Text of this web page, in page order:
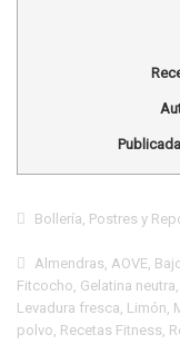
Bollería Postres y
Almendras AOVE
Fitcocho Gelatina neutra
Levadura fresca Limón
polvo Recetas Fitness